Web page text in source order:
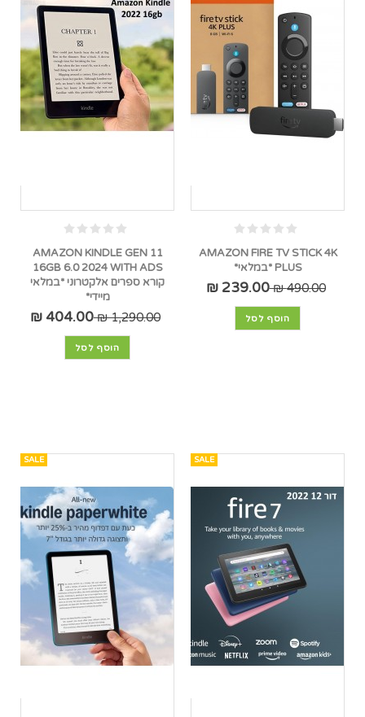
AMAZON FIRE TV STICK 4K
PLUS *במלאי*
490.00 ₪
239.00 ₪
הוסף לסל
AMAZON KINDLE GEN 11
16GB 6.0 2024 WITH ADS
קורא ספרים אלקטרוני *במלאי
מיידי*
1,290.00 ₪
404.00 ₪
הוסף לסל
SALE
SALE